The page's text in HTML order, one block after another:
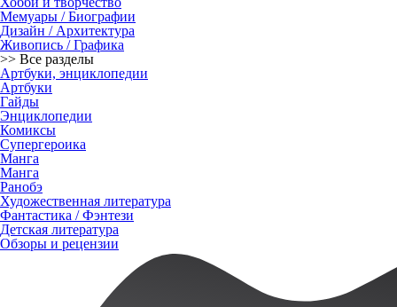
Мемуары / Биографии
Дизайн / Архитектура
Живопись / Графика
>> Все разделы
Артбуки, энциклопедии
Артбуки
Гайды
Энциклопедии
Комиксы
Супергероика
Манга
Манга
Ранобэ
Художественная литература
Фантастика / Фэнтези
Детская литература
Обзоры и рецензии